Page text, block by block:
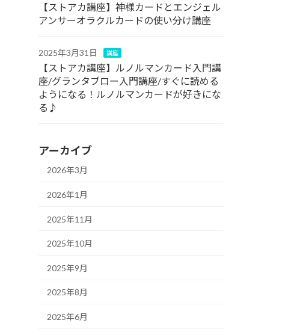
【ストアカ講座】神様カードとエンジェル
アンサーオラクルカードの使い分け講座
2025年3月31日 講座
【ストアカ講座】ルノルマンカード入門講
座/グランタブロー入門講座/すぐに読める
ようになる！ルノルマンカードが好きにな
る♪
アーカイブ
2026年3月
2026年1月
2025年11月
2025年10月
2025年9月
2025年8月
2025年6月